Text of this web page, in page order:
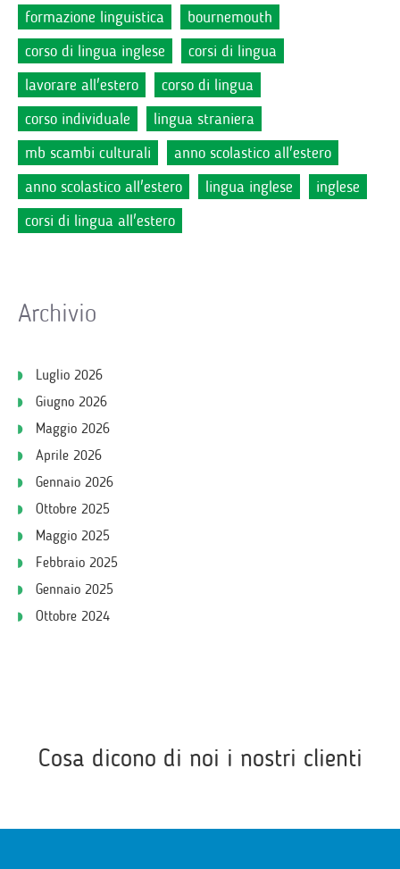
formazione linguistica
bournemouth
corso di lingua inglese
corsi di lingua
lavorare all'estero
corso di lingua
corso individuale
lingua straniera
mb scambi culturali
anno scolastico all'estero
anno scolastico all'estero
lingua inglese
inglese
corsi di lingua all'estero
Archivio
Luglio 2026
Giugno 2026
Maggio 2026
Aprile 2026
Gennaio 2026
Ottobre 2025
Maggio 2025
Febbraio 2025
Gennaio 2025
Ottobre 2024
Cosa dicono di noi i nostri clienti